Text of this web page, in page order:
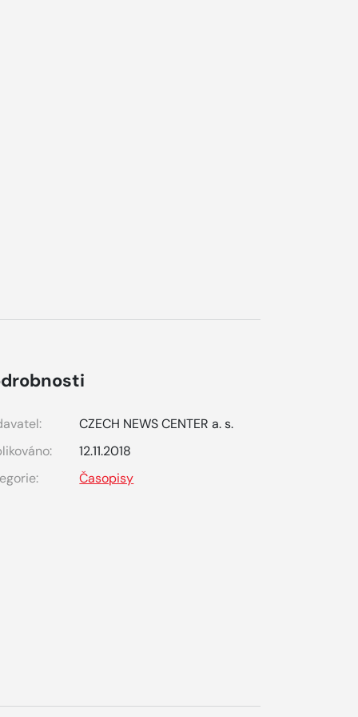
CZECH NEWS CENTER a. s.
12.11.2018
Časopisy